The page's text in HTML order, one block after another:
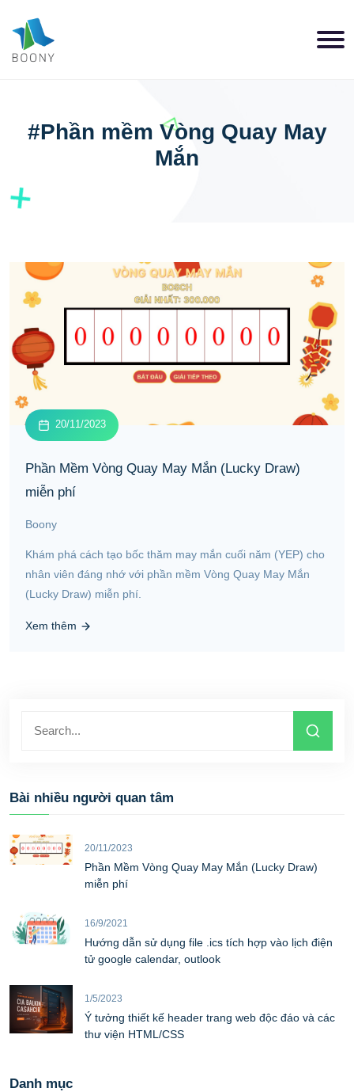
#Phần mềm Vòng Quay May
Mắn
20/11/2023
Phần Mềm Vòng Quay May Mắn (Lucky Draw)
miễn phí
Boony
Khám phá cách tạo bốc thăm may mắn cuối năm (YEP) cho
nhân viên đáng nhớ với phần mềm Vòng Quay May Mắn
(Lucky Draw) miễn phí.
Xem thêm
Bài nhiều người quan tâm
20/11/2023
Phần Mềm Vòng Quay May Mắn (Lucky Draw)
miễn phí
16/9/2021
Hướng dẫn sử dụng file .ics tích hợp vào lịch điện
tử google calendar, outlook
1/5/2023
Ý tưởng thiết kế header trang web độc đáo và các
thư viện HTML/CSS
Danh mục